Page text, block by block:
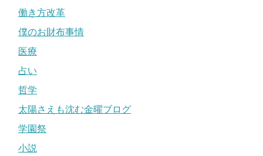
働き方改革
僕のお財布事情
医療
占い
哲学
太陽さえも沈む金曜ブログ
学園祭
小説